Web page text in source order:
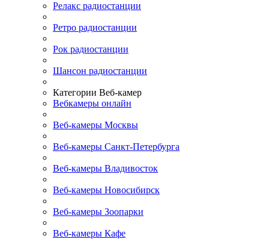
Релакс радиостанции
Ретро радиостанции
Рок радиостанции
Шансон радиостанции
Категории Веб-камер
Вебкамеры онлайн
Веб-камеры Москвы
Веб-камеры Санкт-Петербурга
Веб-камеры Владивосток
Веб-камеры Новосибирск
Веб-камеры Зоопарки
Веб-камеры Кафе